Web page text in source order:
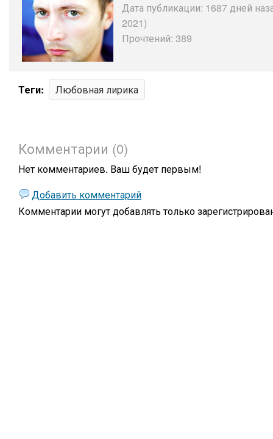
Дата публикации: 1687 дней
2021)
Прочтений: 389
Теги: Любовная лирика
Комментарии (0)
Нет комментариев. Ваш будет первым!
Добавить комментарий
Комментарии могут добавлять только